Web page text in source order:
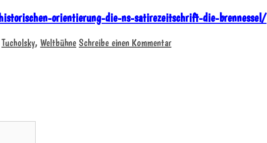
orientierung-die-ns-satirezeitschrift-die-brennessel/
Tucholsky, Weltbühne Schreibe einen Kommentar